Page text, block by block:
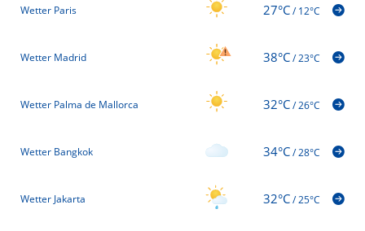
Wetter Paris 27°C/12°C
Wetter Madrid 38°C/23°C
Wetter Palma de Mallorca 32°C/26°C
Wetter Bangkok 34°C/28°C
Wetter Jakarta 32°C/25°C